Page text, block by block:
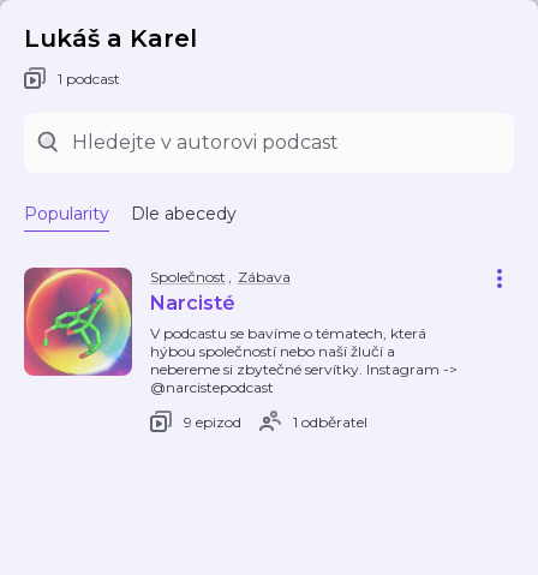
Lukáš a Karel
1 podcast
Popularity Dle abecedy
Společnost , Zábava
Narcisté
V podcastu se bavíme o tématech, která
hýbou společností nebo naší žlučí a
nebereme si zbytečné servítky. Instagram ->
@narcistepodcast
9 epizod
1 odběratel